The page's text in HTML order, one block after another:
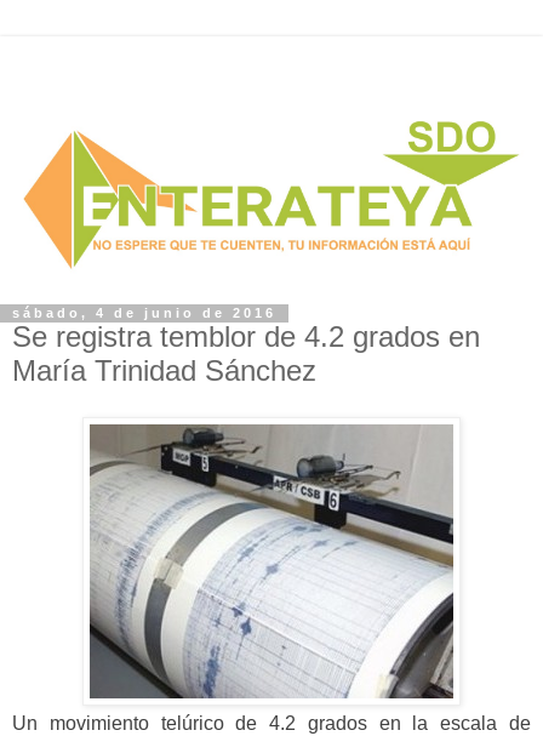
sábado, 4 de junio de 2016
Se registra temblor de 4.2 grados en
María Trinidad Sánchez
Un movimiento telúrico de 4.2 grados en la escala de